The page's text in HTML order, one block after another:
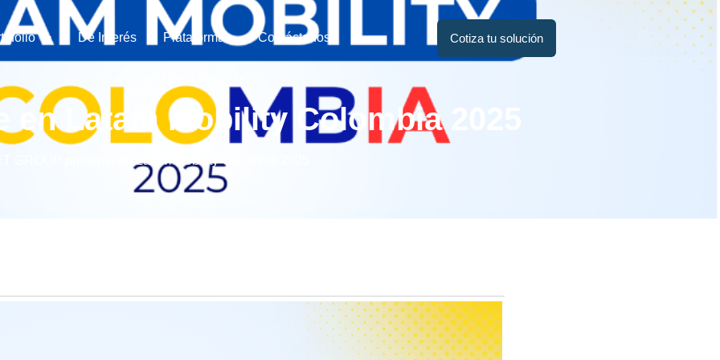
De Interés Plataformas Contáctanos Cotiza tu solución
en Latam Mobility Colombia 2025
GROUP presente en Latam Mobility Colombia 2025